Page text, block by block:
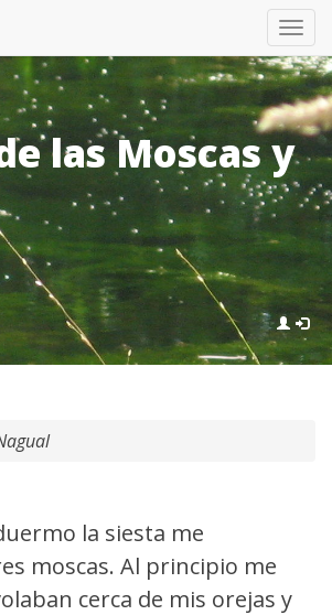
las Moscas y
la siesta me
moscas. Al principio me
cerca de mis orejas y